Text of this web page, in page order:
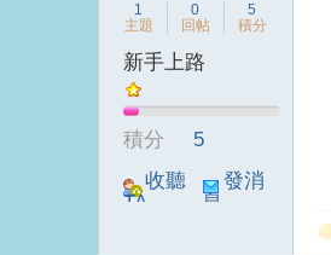
1
主題
0
回帖
5
積分
新手上路
積分
5
收聽
TA
發消
息